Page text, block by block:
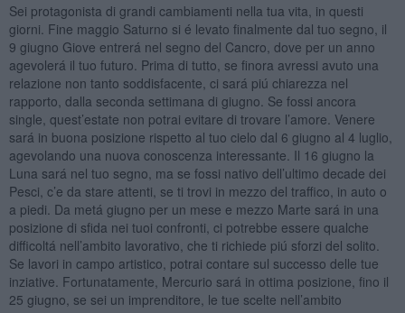
Sei protagonista di grandi cambiamenti nella tua vita, in questi
giorni. Fine maggio Saturno si é levato finalmente dal tuo segno, il
9 giugno Giove entrerá nel segno del Cancro, dove per un anno
agevolerá il tuo futuro. Prima di tutto, se finora avressi avuto una
relazione non tanto soddisfacente, ci sará piú chiarezza nel
rapporto, dalla seconda settimana di giugno. Se fossi ancora
single, quest’estate non potrai evitare di trovare l’amore. Venere
sará in buona posizione rispetto al tuo cielo dal 6 giugno al 4 luglio,
agevolando una nuova conoscenza interessante. Il 16 giugno la
Luna sará nel tuo segno, ma se fossi nativo dell’ultimo decade dei
Pesci, c’e da stare attenti, se ti trovi in mezzo del traffico, in auto o
a piedi. Da metá giugno per un mese e mezzo Marte sará in una
posizione di sfida nei tuoi confronti, ci potrebbe essere qualche
difficoltá nell’ambito lavorativo, che ti richiede piú sforzi del solito.
Se lavori in campo artistico, potrai contare sul successo delle tue
inziative. Fortunatamente, Mercurio sará in ottima posizione, fino il
25 giugno, se sei un imprenditore, le tue scelte nell’ambito